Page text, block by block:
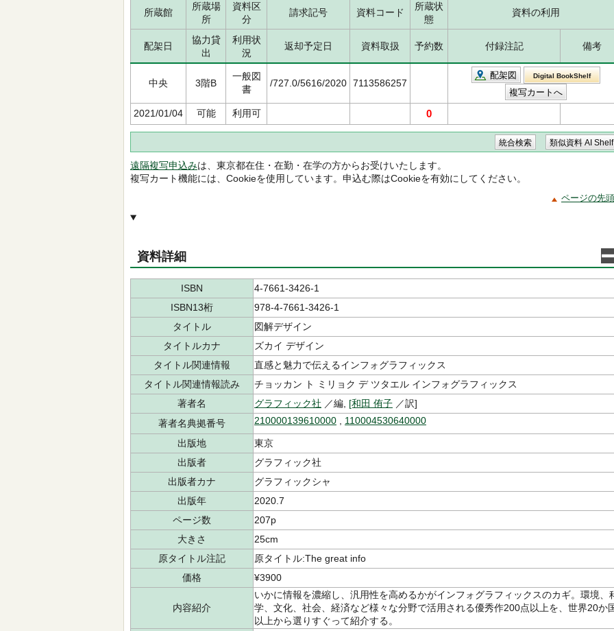
所蔵館
所蔵場
所
資料区
分
請求記号 資料コード
所蔵状
態
資料の利用
配架日
協力貸
出
利用状
況
返却予定日 資料取扱 予約数 付録注記 備考
中央 3階B
一般図
書
/727.0/5616/2020 7113586257
配架図 Digital BookShelf
2021/01/04 可能 利用可 0
遠隔複写申込みは、東京都在住・在勤・在学の方からお受けいたします。
複写カート機能には、Cookieを使用しています。申込む際はCookieを有効にしてください。
ページの先
資料詳細
ISBN
4-7661-3426-1
ISBN13桁
978-4-7661-3426-1
タイトル
図解デザイン
タイトルカナ
ズカイ デザイン
タイトル関連情報
直感と魅力で伝えるインフォグラフィックス
タイトル関連情報読み
チョッカン ト ミリョク デ ツタエル インフォグラフィックス
著者名
グラフィック社 ／編, [和田 侑子 ／訳]
著者名典拠番号
210000139610000 110004530640000
出版地
東京
出版者
グラフィック社
出版者カナ
グラフィックシャ
出版年
2020.7
ページ数
207p
大きさ
25cm
原タイトル注記
原タイトル:The great info
価格
¥3900
内容紹介
いかに情報を濃縮し、汎用性を高めるかがインフォグラフィックスのカギ。環境、
学、文化、社会、経済など様々な分野で活用される優秀作200点以上を、世界20か
以上から選りすぐって紹介する。